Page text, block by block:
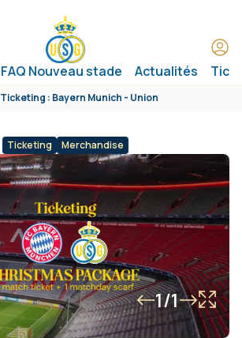
FAQ Nouveau stade Actualités
Ticketing : Bayern Munich - Union
Ticketing Merchandise
1/1